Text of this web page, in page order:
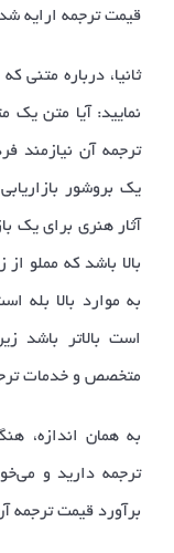
قیمت ترجمه ارایه
ثانیا، درباره متنی
نمایید: آیا متن
ترجمه آن نیازمند
یک بروشور
آثار هنری برای یک
بالا باشد که مملو
به موارد بالا بله
است بالاتر باشد
متخصص و خدمات
به همان اندازه،
ترجمه دارید و
برآورد قیمت ترجمه